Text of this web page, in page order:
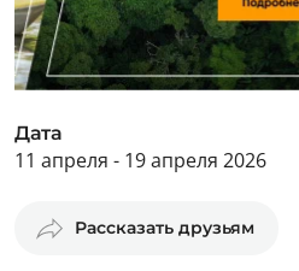
Дата
11 апреля - 19 апреля 2026
Рассказать друзьям